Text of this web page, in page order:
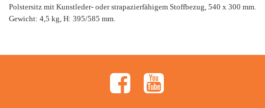
Polstersitz mit Kunstleder- oder strapazierfähigem Stoffbezug, 540 x 300 mm.
Gewicht: 4,5 kg, H: 395/585 mm.